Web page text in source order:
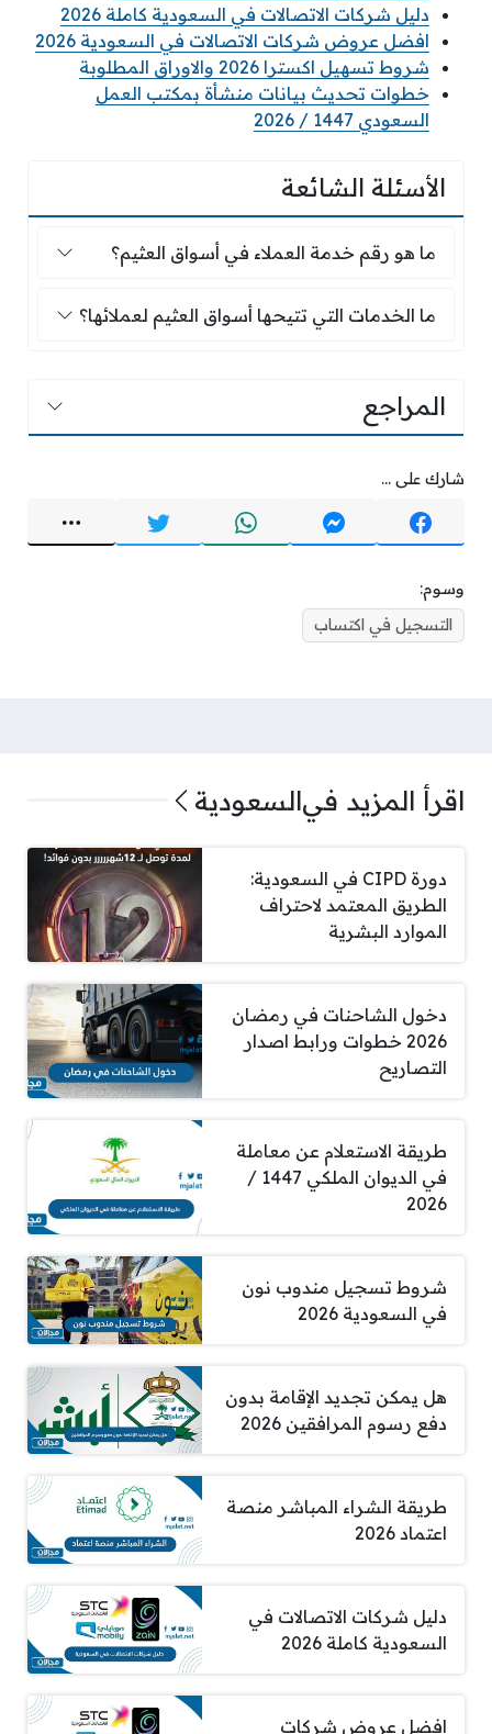
دليل شركات الاتصالات في السعودية كاملة 2026
افضل عروض شركات الاتصالات في السعودية 2026
شروط تسهيل اكسترا 2026 والاوراق المطلوبة
خطوات تحديث بيانات منشأة بمكتب العمل
السعودي 1447 / 2026
الأسئلة الشائعة
ما هو رقم خدمة العملاء في أسواق العثيم؟
ما هو رقم خدمة العملاء في أسواق العثيم؟
ما الخدمات التي تتيحها أسواق العثيم لعملائها؟
ما الخدمات التي تتيحها أسواق العثيم لعملائها؟
المراجع
شارك على ...
وسوم:
التسجيل في اكتساب
اقرأ المزيد فيالسعودية
دورة CIPD في السعودية:
الطريق المعتمد لاحتراف
الموارد البشرية
دخول الشاحنات في رمضان
2026 خطوات ورابط اصدار
التصاريح
طريقة الاستعلام عن معاملة
في الديوان الملكي 1447 /
2026
شروط تسجيل مندوب نون
في السعودية 2026
هل يمكن تجديد الإقامة بدون
دفع رسوم المرافقين 2026
طريقة الشراء المباشر منصة
اعتماد 2026
دليل شركات الاتصالات في
السعودية كاملة 2026
افضل عروض شركات